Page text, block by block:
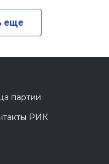
еще
партии
РИК